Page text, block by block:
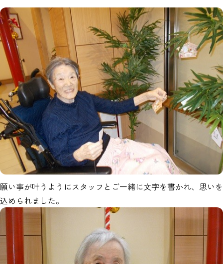
願い事が叶うようにスタッフとご一緒に文字を書かれ、思いを
込められました。